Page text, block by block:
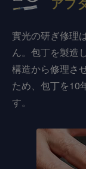
アフ
實光の研ぎ修理
ん。包丁を製造
構造から修理さ
ため、包丁を10
す。